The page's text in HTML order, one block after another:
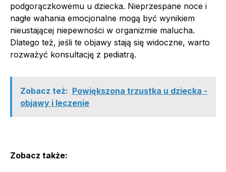
podgorączkowemu u dziecka. Nieprzespane noce i
nagłe wahania emocjonalne mogą być wynikiem
nieustającej niepewności w organizmie malucha.
Dlatego też, jeśli te objawy stają się widoczne, warto
rozważyć konsultację z pediatrą.
Zobacz też: Powiększona trzustka u dziecka -
objawy i leczenie
Zobacz także: